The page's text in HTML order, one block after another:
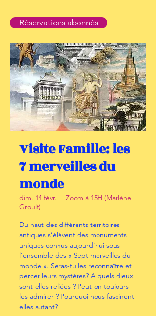
Réservations abonnés
Visite Famille: les
7 merveilles du
monde
dim. 14 févr.
  |
Zoom à 15H (Marlène
Groult)
Du haut des différents territoires
antiques s’élèvent des monuments
uniques connus aujourd’hui sous
l’ensemble des « Sept merveilles du
monde ». Seras-tu les reconnaître et
percer leurs mystères? A quels dieux
sont-elles reliées ? Peut-on toujours
les admirer ? Pourquoi nous fascinent-
elles autant?